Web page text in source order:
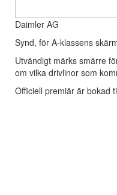
Daimler AG
Synd, för A-klassens
Utvändigt märks smärre
om vilka drivlinor som
Officiell premiär är bokad